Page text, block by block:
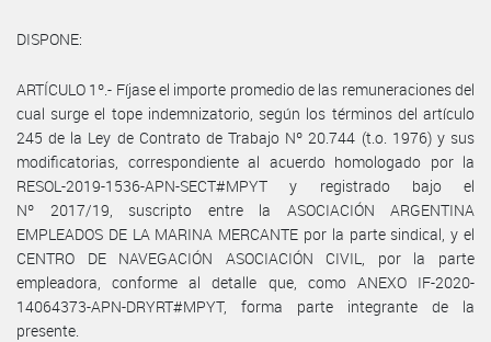
DISPONE:
ARTÍCULO 1º.- Fíjase el importe promedio de las remuneraciones del
cual surge el tope indemnizatorio, según los términos del artículo
245 de la Ley de Contrato de Trabajo Nº 20.744 (t.o. 1976) y sus
modificatorias, correspondiente al acuerdo homologado por la
RESOL-2019-1536-APN-SECT#MPYT y registrado bajo el
Nº 2017/19, suscripto entre la ASOCIACIÓN ARGENTINA
EMPLEADOS DE LA MARINA MERCANTE por la parte sindical, y el
CENTRO DE NAVEGACIÓN ASOCIACIÓN CIVIL, por la parte
empleadora, conforme al detalle que, como ANEXO IF-2020-
14064373-APN-DRYRT#MPYT, forma parte integrante de la
presente.